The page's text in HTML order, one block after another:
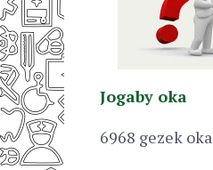
Jogaby oka
6968 gezek